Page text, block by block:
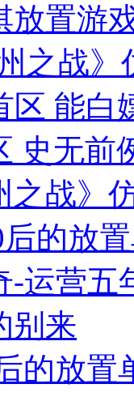
放置游
之战》
的放置